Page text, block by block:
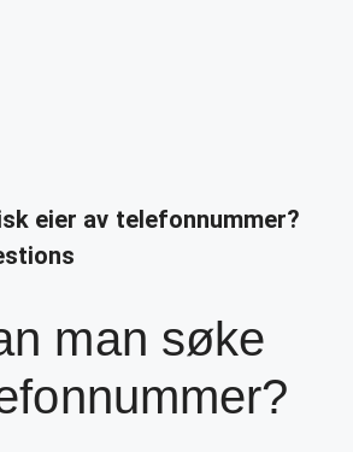
eier av telefonnummer?
man søke